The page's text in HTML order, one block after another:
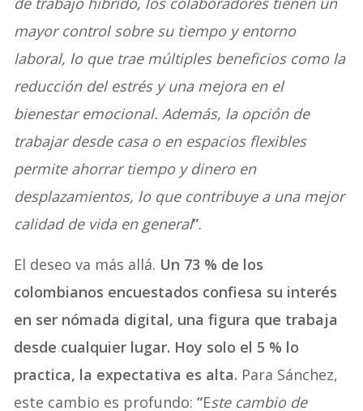
mayor control sobre su tiempo y entorno
laboral, lo que trae múltiples beneficios como la
reducción del estrés y una mejora en el
bienestar emocional. Además, la opción de
trabajar desde casa o en espacios flexibles
permite ahorrar tiempo y dinero en
desplazamientos, lo que contribuye a una mejor
calidad de vida en general”.
El deseo va más allá. Un 73 % de los
colombianos encuestados confiesa su interés
en ser nómada digital, una figura que trabaja
desde cualquier lugar. Hoy solo el 5 % lo
practica, la expectativa es alta. Para Sánchez,
este cambio es profundo:“Este cambio de